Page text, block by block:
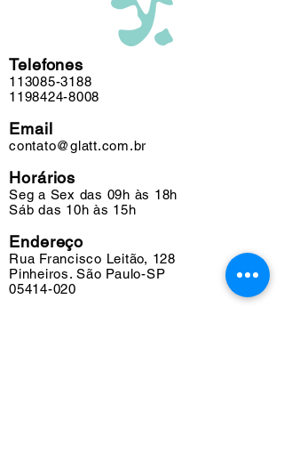
Telefones
113085-3188
1198424-8008
Email
contato@glatt.com.br
Horários
Seg a Sex das 09h às 18h
Sáb das 10h às 15h
Endereço
Rua Francisco Leitão, 128
Pinheiros. São Paulo-SP
05414-020